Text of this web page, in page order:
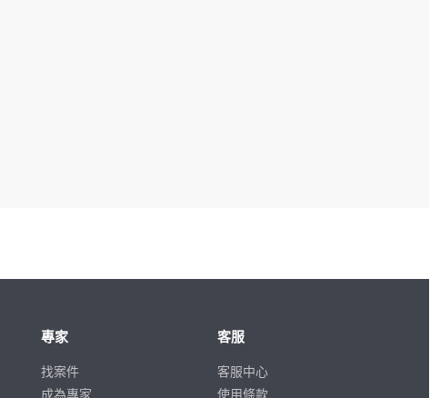
專家
找案件
成為專家
客服
客服中心
使用條款